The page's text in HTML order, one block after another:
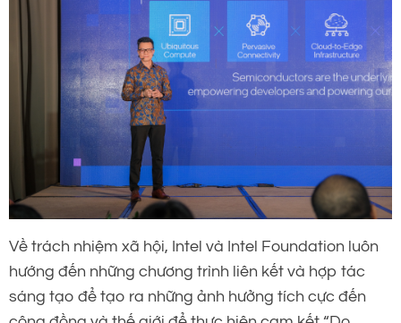
Về trách nhiệm xã hội, Intel và Intel Foundation luôn
hướng đến những chương trình liên kết và hợp tác
sáng tạo để tạo ra những ảnh hưởng tích cực đến